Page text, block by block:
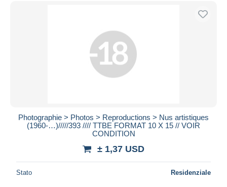
Photographie > Photos > Reproductions > Nus artistiques
(1960-…)/////393 //// TTBE FORMAT 10 X 15 // VOIR
CONDITION
± 1,37 USD
Stato Residenziale